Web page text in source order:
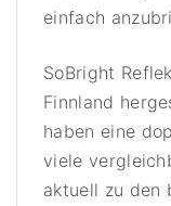
einfach
SoBright
Finnland
haben eine
viele
aktuell zu den